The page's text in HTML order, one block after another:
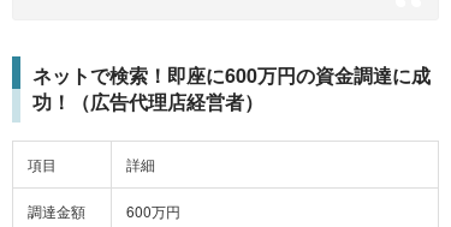
ネットで検索！即座に600万円の資金調達に成
功！（広告代理店経営者）
項目 詳細
調達金額 600万円